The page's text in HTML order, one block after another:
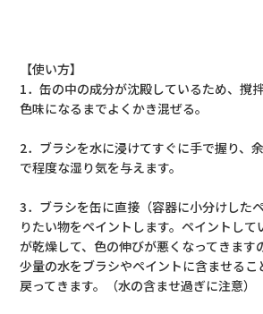
【使い方】
1．缶の中の成分が沈殿しているため、撹
色味になるまでよくかき混ぜる。
2．ブラシを水に浸けてすぐに手で握り、
で程度な湿り気を与えます。
3．ブラシを缶に直接（容器に小分けした
りたい物をペイントします。ペイントし
が乾燥して、色の伸びが悪くなってきます
少量の水をブラシやペイントに含ませるこ
戻ってきます。（水の含ませ過ぎに注意）